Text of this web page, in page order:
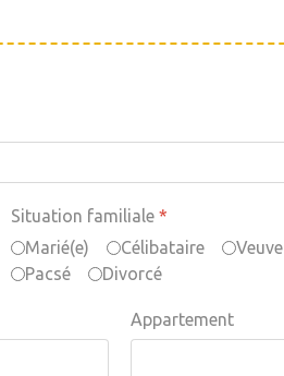
Situation familiale *
Marié(e)
Célibataire Veuve
Pacsé
Divorcé
Appartement